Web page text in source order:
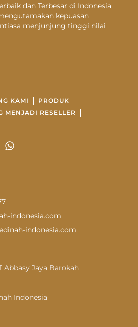
dan Terbesar di Indonesia
kepuasan
menjunjung tinggi nilai
KAMI
PRODUK
MENJADI RESELLER
indonesia.com
indonesia.com
Abbasy Jaya Barokah
Indonesia